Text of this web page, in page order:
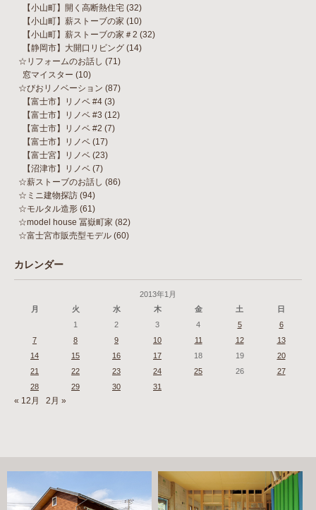
【小山町】開く高断熱住宅 (32)
【小山町】薪ストーブの家 (10)
【小山町】薪ストーブの家＃2 (32)
【静岡市】大開口リビング (14)
☆リフォームのお話し (71)
窓マイスター (10)
☆びおリノベーション (87)
【富士市】リノベ #4 (3)
【富士市】リノベ #3 (12)
【富士市】リノベ #2 (7)
【富士市】リノベ (17)
【富士宮】リノベ (23)
【沼津市】リノベ (7)
☆薪ストーブのお話し (86)
☆ミニ建物探訪 (94)
☆モルタル造形 (61)
☆model house 冨嶽町家 (82)
☆富士宮市販売型モデル (60)
カレンダー
2013年1月
月
火 水 木 金 土
日
1
2 3 4 5
6
7
8 9 10 11 12
13
14
15 16 17 18 19
20
21
22 23 24 25 26
27
28
29 30 31
« 12月 2月 »